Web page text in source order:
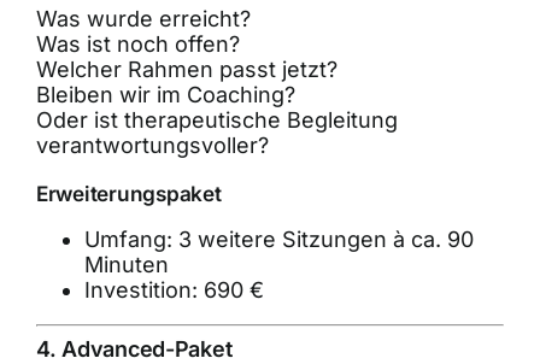
Was wurde erreicht?
Was ist noch offen?
Welcher Rahmen passt jetzt?
Bleiben wir im Coaching?
Oder ist therapeutische Begleitung
verantwortungsvoller?
Erweiterungspaket
Umfang: 3 weitere Sitzungen à ca. 90
Minuten
Investition: 690 €
4. Advanced-Paket